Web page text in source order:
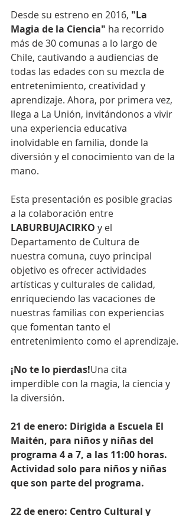
Desde su estreno en 2016, "La
Magia de la Ciencia" ha recorrido
más de 30 comunas a lo largo de
Chile, cautivando a audiencias de
todas las edades con su mezcla de
entretenimiento, creatividad y
aprendizaje. Ahora, por primera vez,
llega a La Unión, invitándonos a vivir
una experiencia educativa
inolvidable en familia, donde la
diversión y el conocimiento van de la
mano.
Esta presentación es posible gracias
a la colaboración entre
LABURBUJACIRKO y el
Departamento de Cultura de
nuestra comuna, cuyo principal
objetivo es ofrecer actividades
artísticas y culturales de calidad,
enriqueciendo las vacaciones de
nuestras familias con experiencias
que fomentan tanto el
entretenimiento como el aprendizaje.
¡No te lo pierdas!Una cita
imperdible con la magia, la ciencia y
la diversión.
21 de enero: Dirigida a Escuela El
Maitén, para niños y niñas del
programa 4 a 7, a las 11:00 horas.
Actividad solo para niños y niñas
que son parte del programa.
22 de enero: Centro Cultural y